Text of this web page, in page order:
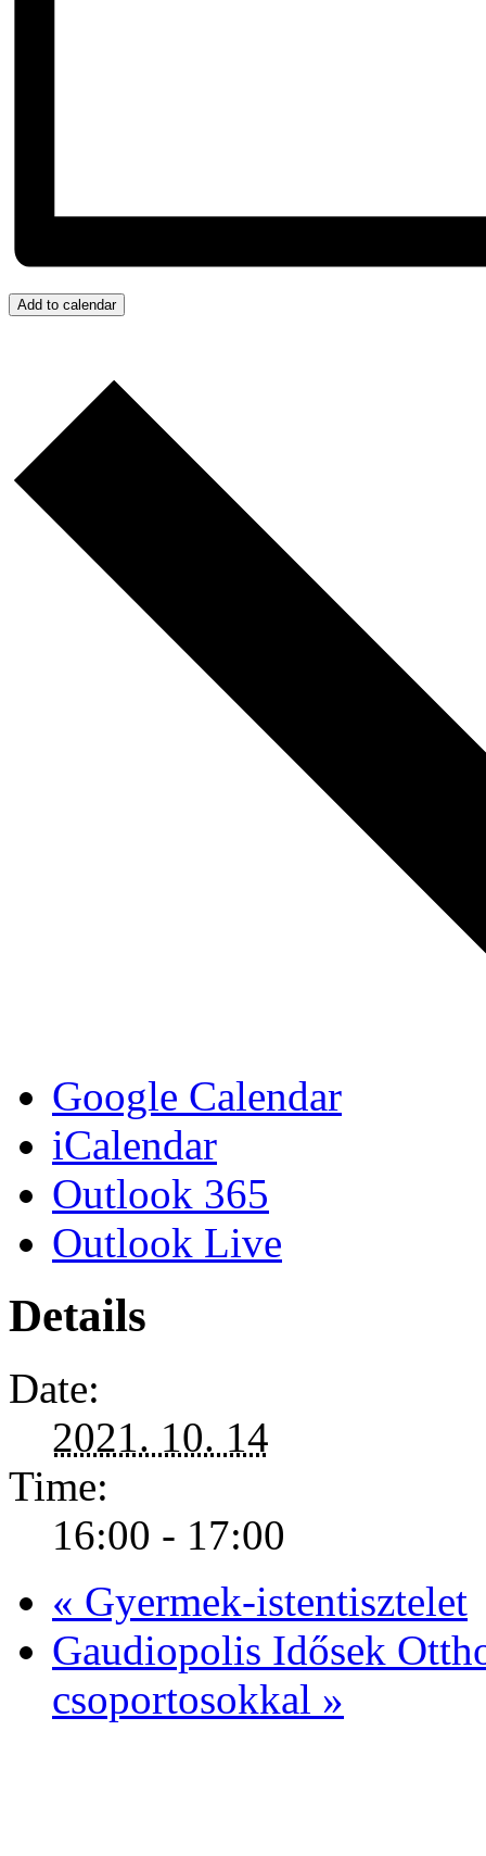
Add to calendar
Google Calendar
iCalendar
Outlook 365
Outlook Live
Details
Date:
2021. 10. 14
Time:
16:00 - 17:00
« Gyermek-istentisztelet
Gaudiopolis Idősek
csoportosokkal »